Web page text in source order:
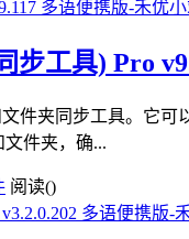
步工具) Pro
文件夹同步工具。它
件夹，确...
阅读()